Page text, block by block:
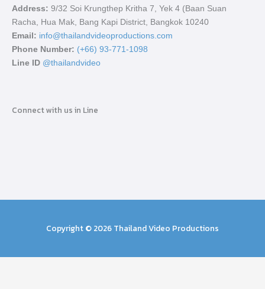
Address: 9/32 Soi Krungthep Kritha 7, Yek 4 (Baan Suan
Racha, Hua Mak, Bang Kapi District, Bangkok 10240
Email: info@thailandvideoproductions.com
Phone Number: (+66) 93-771-1098
Line ID @thailandvideo
Connect with us in Line
Copyright © 2026 Thailand Video Productions